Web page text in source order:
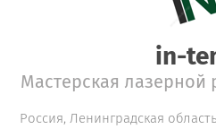
in-
Мастерская лазерной
Россия, Ленинградская